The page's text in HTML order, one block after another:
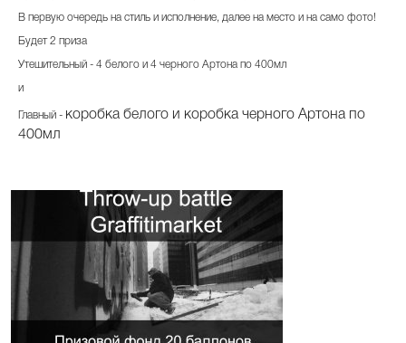
В первую очередь на стиль и исполнение, далее на место и на само фото!
Будет 2 приза
Утешительный - 4 белого и 4 черного Артона по 400мл
и
Главный - коробка белого и коробка черного Артона по
400мл